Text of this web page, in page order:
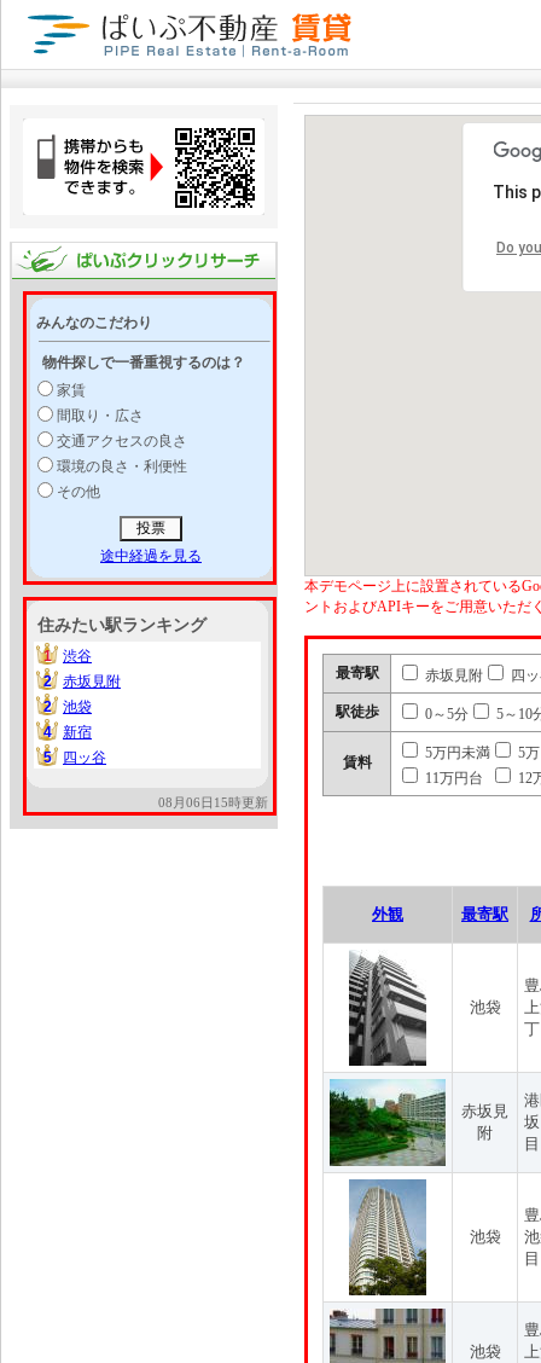
みんなのこだわり
物件探しで一番重視するのは？
家賃
間取り・広さ
交通アクセスの良さ
環境の良さ・利便性
その他
途中経過を見る
住みたい駅ランキング
1
1
渋谷
2
2
赤坂見附
2
2
池袋
4
4
新宿
5
5 四ッ谷
08月06日15時更新
This
Do
本デモページ上に設置されている
ントおよびAPIキーをご用意いただ
最寄駅 赤坂見附 四
駅徒歩 0～5分 5～10
賃料
5万円未満
5
11万円台
12
外観 最寄駅
池袋
赤坂見
附
目
池袋
目
池袋